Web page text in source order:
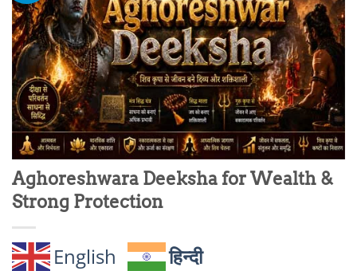
Aghoreshwara Deeksha for Wealth &
Strong Protection
English हिन्दी